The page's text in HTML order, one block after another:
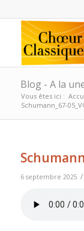
Blog - A la
Vous êtes ici :
Schumann_67-
6 septembre 2025 /